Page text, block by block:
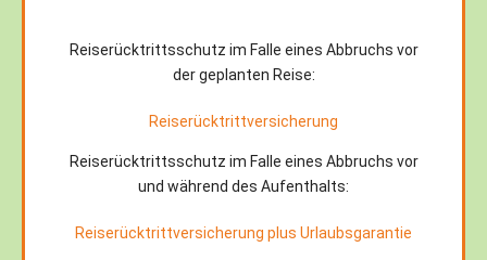
Reiserücktrittsschutz im Falle eines Abbruchs vor
der geplanten Reise:
Reiserücktrittversicherung
Reiserücktrittsschutz im Falle eines Abbruchs vor
und während des Aufenthalts:
Reiserücktrittversicherung plus Urlaubsgarantie